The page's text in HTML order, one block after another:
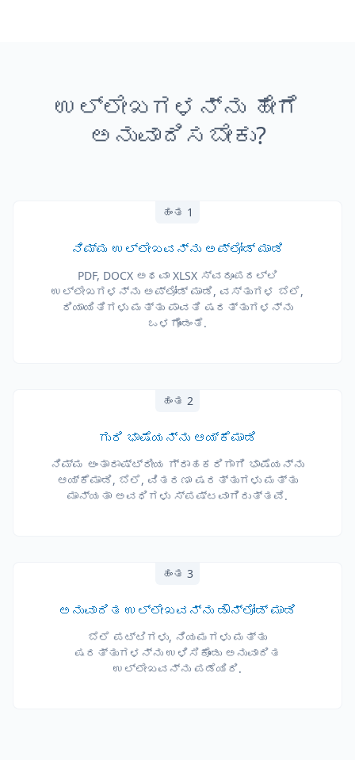
ಉಲ್ಲೇಖಗಳನ್ನು ಹೇಗೆ
ಅನುವಾದಿಸಬೇಕು?
ಹಂತ 1
ನಿಮ್ಮ ಉಲ್ಲೇಖವನ್ನು ಅಪ್‌ಲೋಡ್ ಮಾಡಿ
PDF, DOCX ಅಥವಾ XLSX ಸ್ವರೂಪದಲ್ಲಿ
ಉಲ್ಲೇಖಗಳನ್ನು ಅಪ್‌ಲೋಡ್ ಮಾಡಿ, ವಸ್ತುಗಳ ಬೆಲೆ,
ರಿಯಾಯಿತಿಗಳು ಮತ್ತು ಪಾವತಿ ಷರತ್ತುಗಳನ್ನು
ಒಳಗೊಂಡಂತೆ.
ಹಂತ 2
ಗುರಿ ಭಾಷೆಯನ್ನು ಆಯ್ಕೆಮಾಡಿ
ನಿಮ್ಮ ಅಂತಾರಾಷ್ಟ್ರೀಯ ಗ್ರಾಹಕರಿಗಾಗಿ ಭಾಷೆಯನ್ನು
ಆಯ್ಕೆಮಾಡಿ, ಬೆಲೆ, ವಿತರಣಾ ಷರತ್ತುಗಳು ಮತ್ತು
ಮಾನ್ಯತಾ ಅವಧಿಗಳು ಸ್ಪಷ್ಟವಾಗಿರುತ್ತವೆ.
ಹಂತ 3
ಅನುವಾದಿತ ಉಲ್ಲೇಖವನ್ನು ಡೌನ್‌ಲೋಡ್ ಮಾಡಿ
ಬೆಲೆ ಪಟ್ಟಿಗಳು, ನಿಯಮಗಳು ಮತ್ತು
ಷರತ್ತುಗಳನ್ನು ಉಳಿಸಿಕೊಂಡು ಅನುವಾದಿತ
ಉಲ್ಲೇಖವನ್ನು ಪಡೆಯಿರಿ.